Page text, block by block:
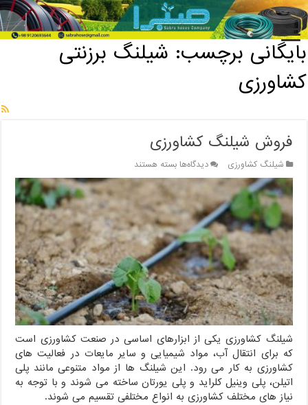
خانه / بایگانی برچسب: شیلنگ برزنتی کشاورزی
بایگانی برچسب: شیلنگ برزنتی
کشاورزی
فروش شیلنگ کشاورزی
شیلنگ کشاورزی دیدگاه‌هابرای
فروش
شیلنگ
کشاورزی
بسته هستند
شیلنگ کشاورزی یکی از ابزارهای اساسی در صنعت کشاورزی است
که برای انتقال آب، مواد شیمیایی و سایر مایعات در فعالیت های
کشاورزی به کار می رود. این شیلنگ ها از مواد متنوعی مانند پلی
اتیلن، پلی وینیل کلراید و پلی یورتان ساخته می شوند و با توجه به
نیاز های مختلف کشاورزی به انواع مختلفی تقسیم می شوند.